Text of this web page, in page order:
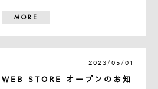
MORE
2023/05/01
STORE オープンのお知